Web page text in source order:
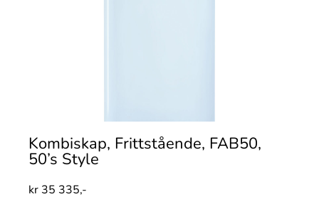
Kombiskap, Frittstående, FAB50,
50’s Style
kr 35 335,-